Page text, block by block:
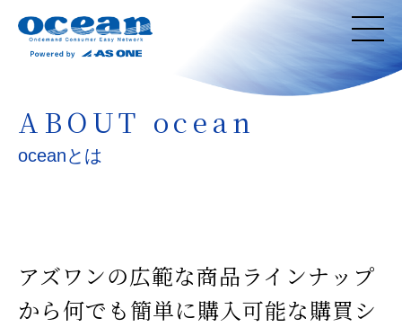
ABOUT ocean
oceanとは
アズワンの広範な商品ラインナップ
から何でも簡単に購入可能な購買シ